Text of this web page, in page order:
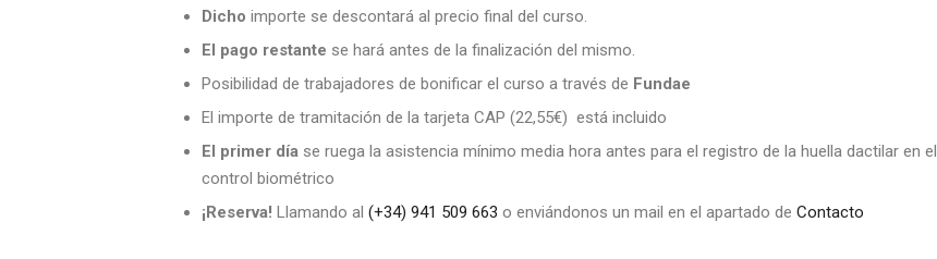
Dicho importe se descontará al precio final del curso.
El pago restante se hará antes de la finalización del mismo.
Posibilidad de trabajadores de bonificar el curso a través de Fundae
El importe de tramitación de la tarjeta CAP (22,55€) está incluido
El primer día se ruega la asistencia mínimo media hora antes para el registro de la huella dactilar en el
control biométrico
¡Reserva! Llamando al (+34) 941 509 663 o enviándonos un mail en el apartado de Contacto